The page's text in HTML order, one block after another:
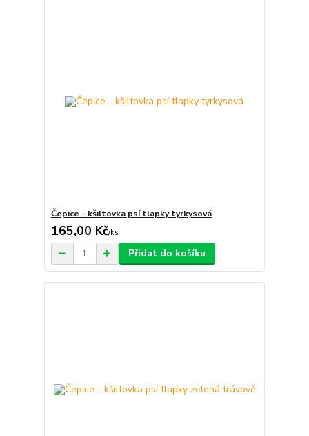
Čepice - kšiltovka psí tlapky tyrkysová
165,00 Kč/ks
Přidat do košíku